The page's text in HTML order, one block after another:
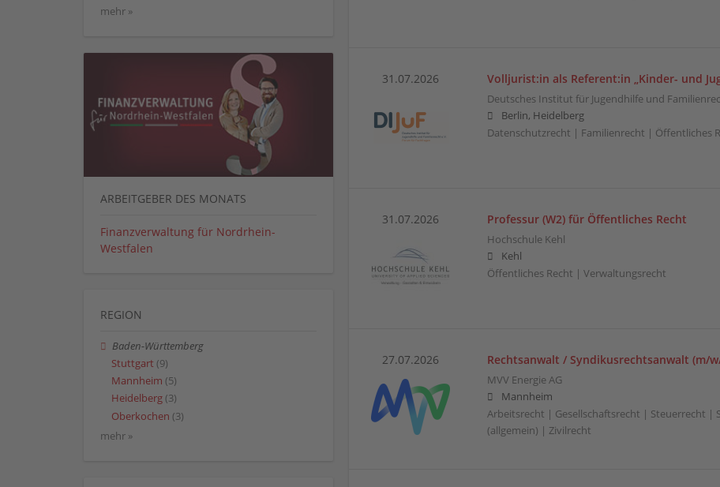
31.07.2026 Volljurist:in als Referent:in „Kinder- und
Deutsches Institut für Jugendhilfe und
Berlin, Heidelberg
Datenschutzrecht | Familienrecht | Öffentliches
31.07.2026 Professur (W2) für Öffentliches Recht
Hochschule Kehl
Kehl
Öffentliches Recht | Verwaltungsrecht
27.07.2026 Rechtsanwalt / Syndikusrechtsanwalt (m/
MVV Energie AG
Mannheim
Arbeitsrecht | Gesellschaftsrecht | Steuerrecht |
(allgemein) | Zivilrecht
mehr »
ARBEITGEBER DES MONATS
Finanzverwaltung für Nordrhein-
Westfalen
REGION
Baden-Württemberg
Stuttgart (9)
Mannheim (5)
Heidelberg (3)
Oberkochen (3)
mehr »